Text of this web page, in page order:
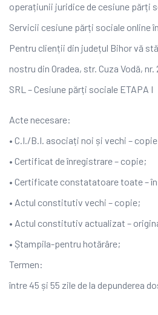
operațiunii juridice de cesiune părți
Servicii cesiune părți sociale online
Pentru clienții din județul Bihor vă
nostru din Oradea, str. Cuza Vodă, nr.
SRL – Cesiune părți sociale ETAPA I
Acte necesare:
• C.I./B.I. asociați noi și vechi –
• Certificat de înregistrare – copie;
• Certificate constatatoare toate –
• Actul constitutiv vechi – copie;
• Actul constitutiv actualizat –
• Ștampila-pentru hotărâre;
Termen:
între 45 și 55 zile de la depunderea